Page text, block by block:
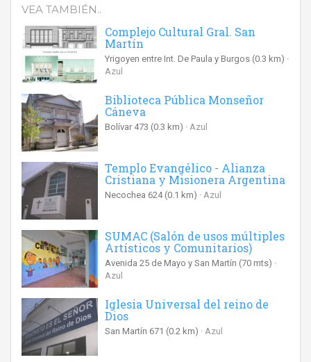
VEA TAMBIÉN..
Complejo Cultural Gral. San
Martín
Yrigoyen entre Int. De Paula y Burgos (0.3 km)
Azul
Biblioteca Pública Monseñor
Cáneva
Bolívar 473 (0.3 km) Azul
Templo Evangélico - Alianza
Cristiana y Misionera Argentina
Necochea 624 (0.1 km) Azul
SUMAC (Salón de usos múltiples
Artísticos y Comunitarios)
Avenida 25 de Mayo y San Martín (70 mts)
Azul
Iglesia Universal del reino de
Dios
San Martín 671 (0.2 km) Azul